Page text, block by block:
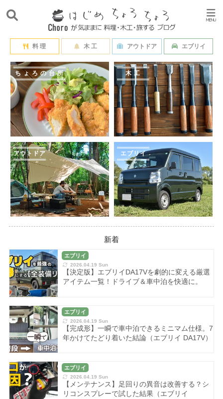
料 理 木 工 アウトドア エブリイ
ちょろの台所 木工
アウトドア エブリイ
新着
2026.04.19 Sun
【決定版】エブリイDA17Vを劇的に変える厳選
アイテム一覧！ドライブ＆車中泊を快適に。
エブリイ
2026.04.19 Sun
【完成形】一瞬で車中泊できるミニマム仕様。7
年かけてたどり着いた結論（エブリイ DA17V）
エブリイ
2026.04.19 Sun
【メンテナンス】足回りの異音は改善する？シ
リコンスプレーで試した結果（エブリイ
エブリイ